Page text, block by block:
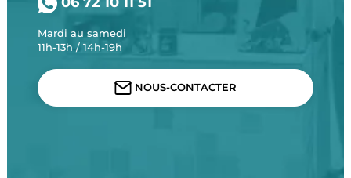
Mardi au samedi
11h-13h / 14h-19h
NOUS-CONTACTER